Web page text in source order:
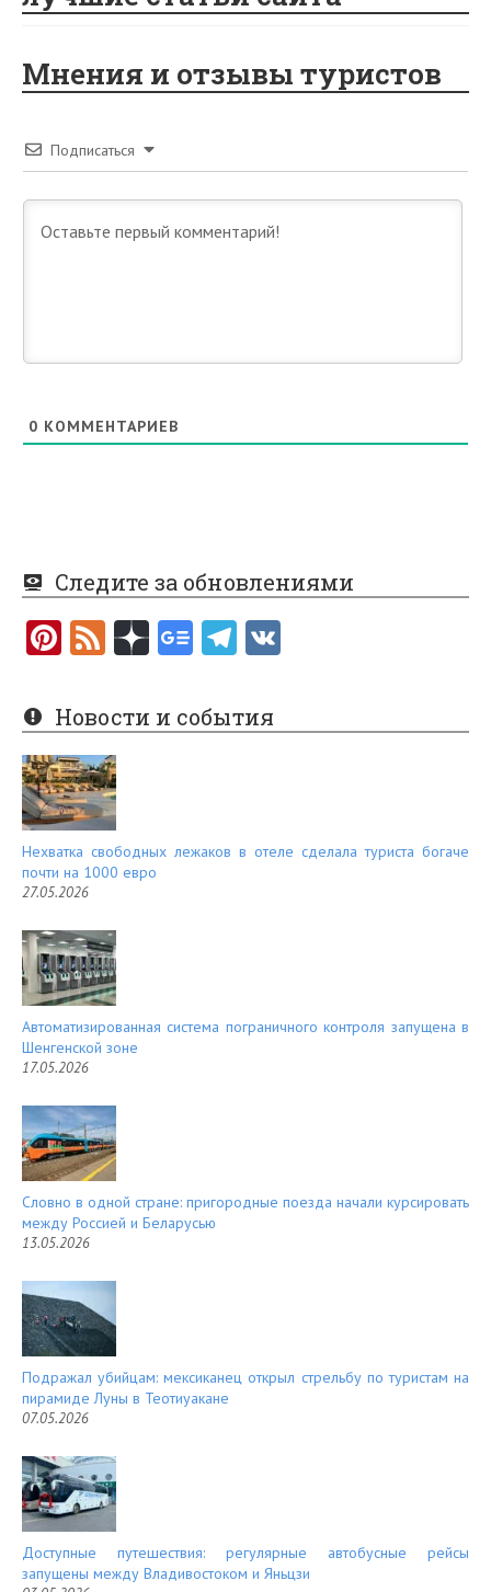
Мнения и отзывы туристов
Подписаться
0 КОММЕНТАРИЕВ
Следите за обновлениями
Pi
er
es
t
F
e
d
Новости и события
Нехватка свободных лежаков в отеле сделала туриста богаче
почти на 1000 евро
27.05.2026
Автоматизированная система пограничного контроля запущена в
Шенгенской зоне
17.05.2026
Словно в одной стране: пригородные поезда начали курсировать
между Россией и Беларусью
13.05.2026
Подражал убийцам: мексиканец открыл стрельбу по туристам на
пирамиде Луны в Теотиуакане
07.05.2026
Доступные путешествия: регулярные автобусные рейсы
запущены между Владивостоком и Яньцзи